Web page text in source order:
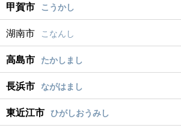
甲賀市 こうかし
湖南市 こなんし
高島市 たかしまし
長浜市 ながはまし
東近江市 ひがしおうみし